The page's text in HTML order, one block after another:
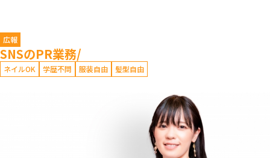
広報
SNSのPR業務/
ネイルOK 学歴不問 服装自由 髪型自由